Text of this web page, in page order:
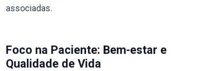
associadas.
Foco na Paciente: Bem-estar e
Qualidade de Vida